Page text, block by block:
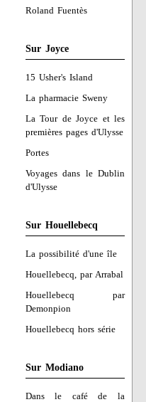
Roland Fuentès
Sur Joyce
15 Usher's Island
La pharmacie Sweny
La Tour de Joyce et les
premières pages d'Ulysse
Portes
Voyages dans le Dublin
d'Ulysse
Sur Houellebecq
La possibilité d'une île
Houellebecq, par Arrabal
Houellebecq par
Demonpion
Houellebecq hors série
Sur Modiano
Dans le café de la